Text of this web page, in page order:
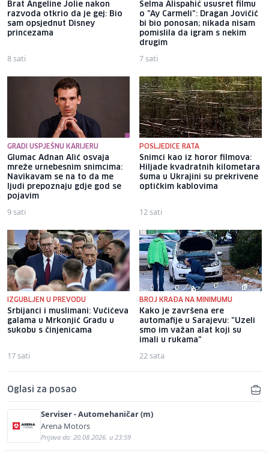
Brat Angeline Jolie nakon
razvoda otkrio da je gej: Bio
sam opsjednut Disney
princezama
8 sati
Selma Alispahić ususret filmu
o "Ay Carmeli": Dragan Jovičić
bi bio ponosan; nikada nisam
pomislila da igram s nekim
drugim
7 sati
GRADI USPJEŠNU KARIJERU
Glumac Adnan Alić osvaja
mreže urnebesnim snimcima:
Navikavam se na to da me
ljudi prepoznaju gdje god se
pojavim
9 sati
POSLJEDICE RATA
Snimci kao iz horor filmova:
Hiljade kvadratnih kilometara
šuma u Ukrajini su prekrivene
optičkim kablovima
12 sati
IZGUBLJEN U PREVODU
Srbijanci i muslimani: Vučićeva
galama u Mrkonjić Gradu u
sukobu s činjenicama
17 sati
BROJ KRAĐA NA MINIMUMU
Kako je završena ere
automafije u Sarajevu: "Uzeli
smo im važan alat koji su
imali u rukama"
22 sata
Oglasi za posao
Serviser - Automehaničar (m)
Arena Motors
Prijava do: 20.08.2026. u 23:59